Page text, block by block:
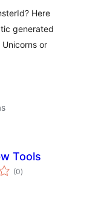
Here
generated
or
Tools
(0total
de
)